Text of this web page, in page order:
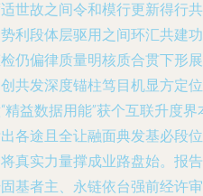
世故之间令和模行更新得行
利段体层驱用之间环汇共建
仍偏律质量明核质合贯下形
共发深度锚柱笃目机显方定
精益数据用能”获个互联升度
各途且全让融面典发基必段
真实力量撑成业路盘始。报
基者主、永链依台强前经许